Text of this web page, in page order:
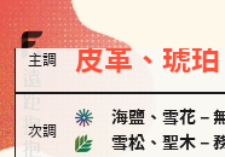
主調 皮革、琥
次調
海鹽、雪花 －
雪松、聖木 －